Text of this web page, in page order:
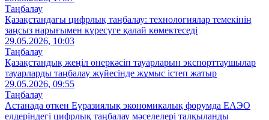
Таңбалау
Қазақстандағы цифрлық таңбалау: технологиялар темекінің
заңсыз нарығымен күресуге қалай көмектеседі
29.05.2026, 10:03
Таңбалау
Қазақстандық жеңіл өнеркәсіп тауарларын экспорттаушылар
тауарларды таңбалау жүйесінде жұмыс істеп жатыр
29.05.2026, 09:55
Таңбалау
Астанада өткен Еуразиялық экономикалық форумда ЕАЭО
елдеріндегі цифрлық таңбалау мәселелері талқыланды